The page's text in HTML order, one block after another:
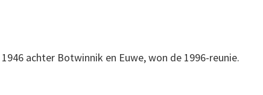
achter Botwinnik en Euwe, won de 1996-reunie.